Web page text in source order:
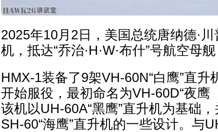
2025年10月2日，美国总统唐纳德·
机，抵达“乔治·H·W·布什”号航空母
HMX-1装备了9架VH-60N“白鹰”直升
开始服役，最初命名为VH-60D“夜鹰
该机以UH-60A“黑鹰”直升机为基础
SH-60“海鹰”直升机的一些设计。与